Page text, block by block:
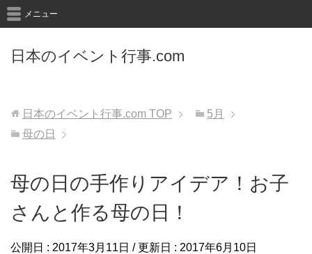
日本のイベント行事.com
メニュー
日本のイベント行事.com TOP
5月
母の日
母の日の手作りアイデア！お子
さんと作る母の日！
公開日 : 2017年3月11日 / 更新日 : 2017年6月10日